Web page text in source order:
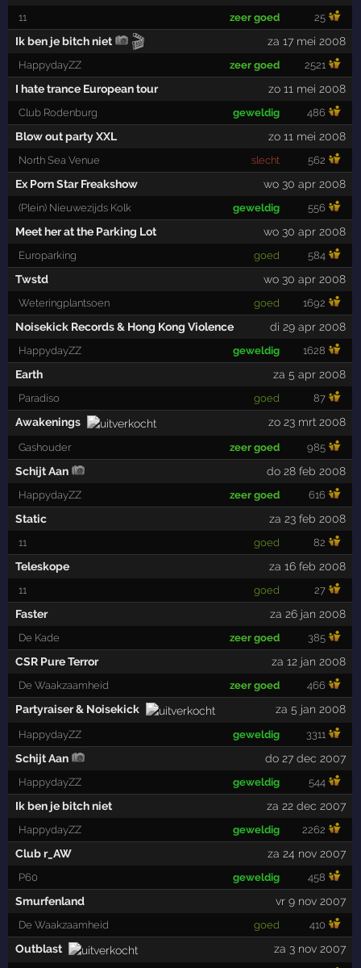
11 zeer goed 25
Ik ben je bitch niet 🎬 za 17 mei 2008
HappydayZZ zeer goed 2521
I hate trance European tour zo 11 mei 2008
Club Rodenburg geweldig 486
Blow out party XXL zo 11 mei 2008
North Sea Venue slecht 562
Ex Porn Star Freakshow wo 30 apr 2008
(Plein) Nieuwezijds Kolk geweldig 556
Meet her at the Parking Lot wo 30 apr 2008
Europarking goed 584
Twstd wo 30 apr 2008
Weteringplantsoen goed 1692
Noisekick Records & Hong Kong Violence di 29 apr 2008
HappydayZZ geweldig 1628
Earth za 5 apr 2008
Paradiso goed 87
Awakenings zo 23 mrt 2008
Gashouder zeer goed 985
Schijt Aan do 28 feb 2008
HappydayZZ zeer goed 616
Static za 23 feb 2008
11 goed 82
Teleskope za 16 feb 2008
11 goed 27
Faster za 26 jan 2008
De Kade zeer goed 385
CSR Pure Terror za 12 jan 2008
De Waakzaamheid zeer goed 466
Partyraiser & Noisekick za 5 jan 2008
HappydayZZ geweldig 3311
Schijt Aan do 27 dec 2007
HappydayZZ geweldig 544
Ik ben je bitch niet za 22 dec 2007
HappydayZZ geweldig 2262
Club r_AW za 24 nov 2007
P60 geweldig 458
Smurfenland vr 9 nov 2007
De Waakzaamheid goed 410
Outblast za 3 nov 2007